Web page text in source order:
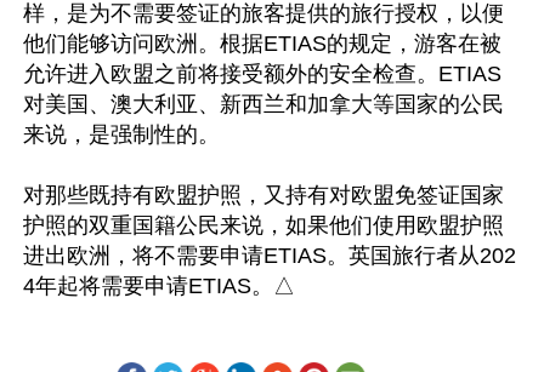
样，是为不需要签证的旅客提供的旅行授权，以便
他们能够访问欧洲。根据ETIAS的规定，游客在被
允许进入欧盟之前将接受额外的安全检查。ETIAS
对美国、澳大利亚、新西兰和加拿大等国家的公民
来说，是强制性的。
对那些既持有欧盟护照，又持有对欧盟免签证国家
护照的双重国籍公民来说，如果他们使用欧盟护照
进出欧洲，将不需要申请ETIAS。英国旅行者从202